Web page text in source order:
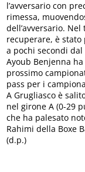
l’avversario con
rimessa,
dell’avversario.
recuperare, è stato
a pochi secondi
Ayoub Benjenna
prossimo
pass per i
A Grugliasco è
nel girone A (0-29
che ha palesato
Rahimi della Boxe
(d.p.)